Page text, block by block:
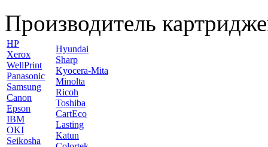
Производитель
HP
Xerox
WellPrint
Panasonic
Samsung
Canon
Epson
IBM
OKI
Seikosha
Hyundai
Sharp
Kyocera-Mita
Minolta
Ricoh
Toshiba
CartEco
Lasting
Katun